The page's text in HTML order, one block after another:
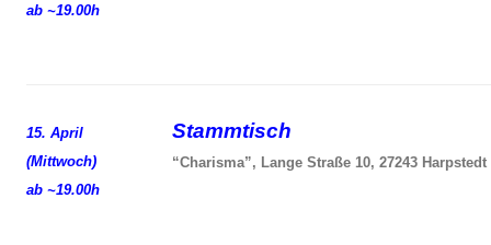
ab ~19.00h
15. April
(Mittwoch)
ab ~19.00h
Stammtisch
“Charisma”, Lange Straße 10, 27243 Harpstedt